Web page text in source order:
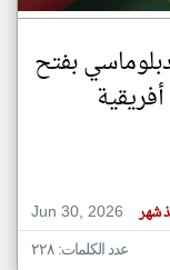
بفتح
Jun 30, 2026
شهر
عدد الكلمات: ٢٢٨